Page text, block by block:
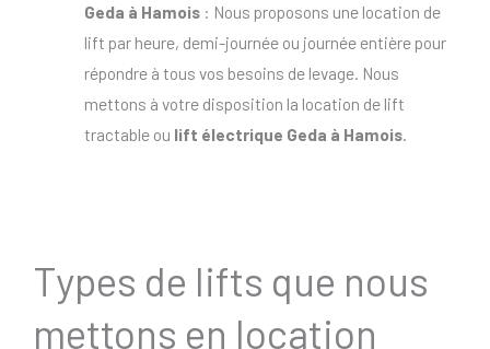
Geda à Hamois : Nous proposons une location de
lift par heure, demi-journée ou journée entière pour
répondre à tous vos besoins de levage. Nous
mettons à votre disposition la location de lift
tractable ou lift électrique Geda à Hamois.
Types de lifts que nous
mettons en location